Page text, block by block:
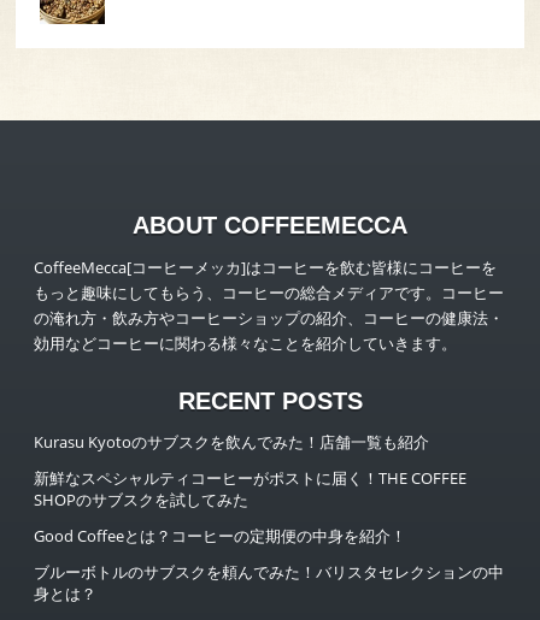
ABOUT COFFEEMECCA
CoffeeMecca[コーヒーメッカ]はコーヒーを飲む皆様にコーヒーを
もっと趣味にしてもらう、コーヒーの総合メディアです。コーヒー
の淹れ方・飲み方やコーヒーショップの紹介、コーヒーの健康法・
効用などコーヒーに関わる様々なことを紹介していきます。
RECENT POSTS
Kurasu Kyotoのサブスクを飲んでみた！店舗一覧も紹介
新鮮なスペシャルティコーヒーがポストに届く！THE COFFEE
SHOPのサブスクを試してみた
Good Coffeeとは？コーヒーの定期便の中身を紹介！
ブルーボトルのサブスクを頼んでみた！バリスタセレクションの中
身とは？